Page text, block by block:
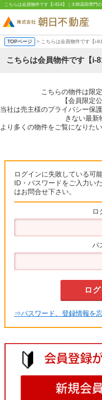
こちらは会員物件です【i-814】｜大和高田専門
TOPページ > こちらは会員物件です【i-
こちらは会員物件です【i-
こちらの物件は限
【会員限定
当社は売主様のプライバシー保
きない最新
より多くの物件をご覧になりた
ログインに失敗している可
ID・パスワードをご入力い
はお問合せ下さい。
ロ
パ
⇒パスワード、登録情報を